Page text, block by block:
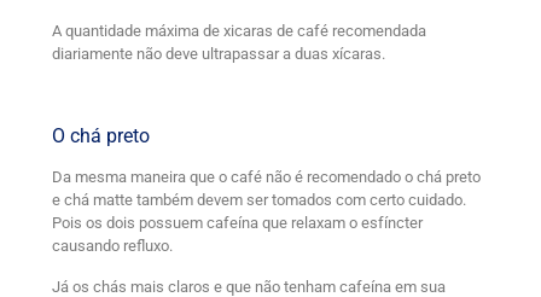
A quantidade máxima de xicaras de café recomendada
diariamente não deve ultrapassar a duas xícaras.
O chá preto
Da mesma maneira que o café não é recomendado o chá preto
e chá matte também devem ser tomados com certo cuidado.
Pois os dois possuem cafeína que relaxam o esfíncter
causando refluxo.
Já os chás mais claros e que não tenham cafeína em sua